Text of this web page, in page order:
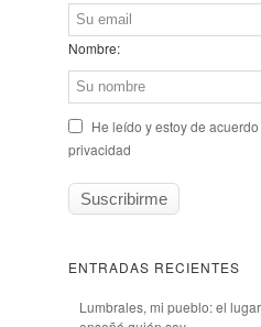
Nombre:
He leído y estoy de
privacidad
ENTRADAS RECIENTES
Lumbrales, mi pueblo: el